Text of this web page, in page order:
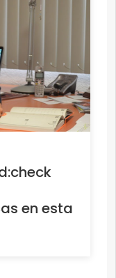
en esta